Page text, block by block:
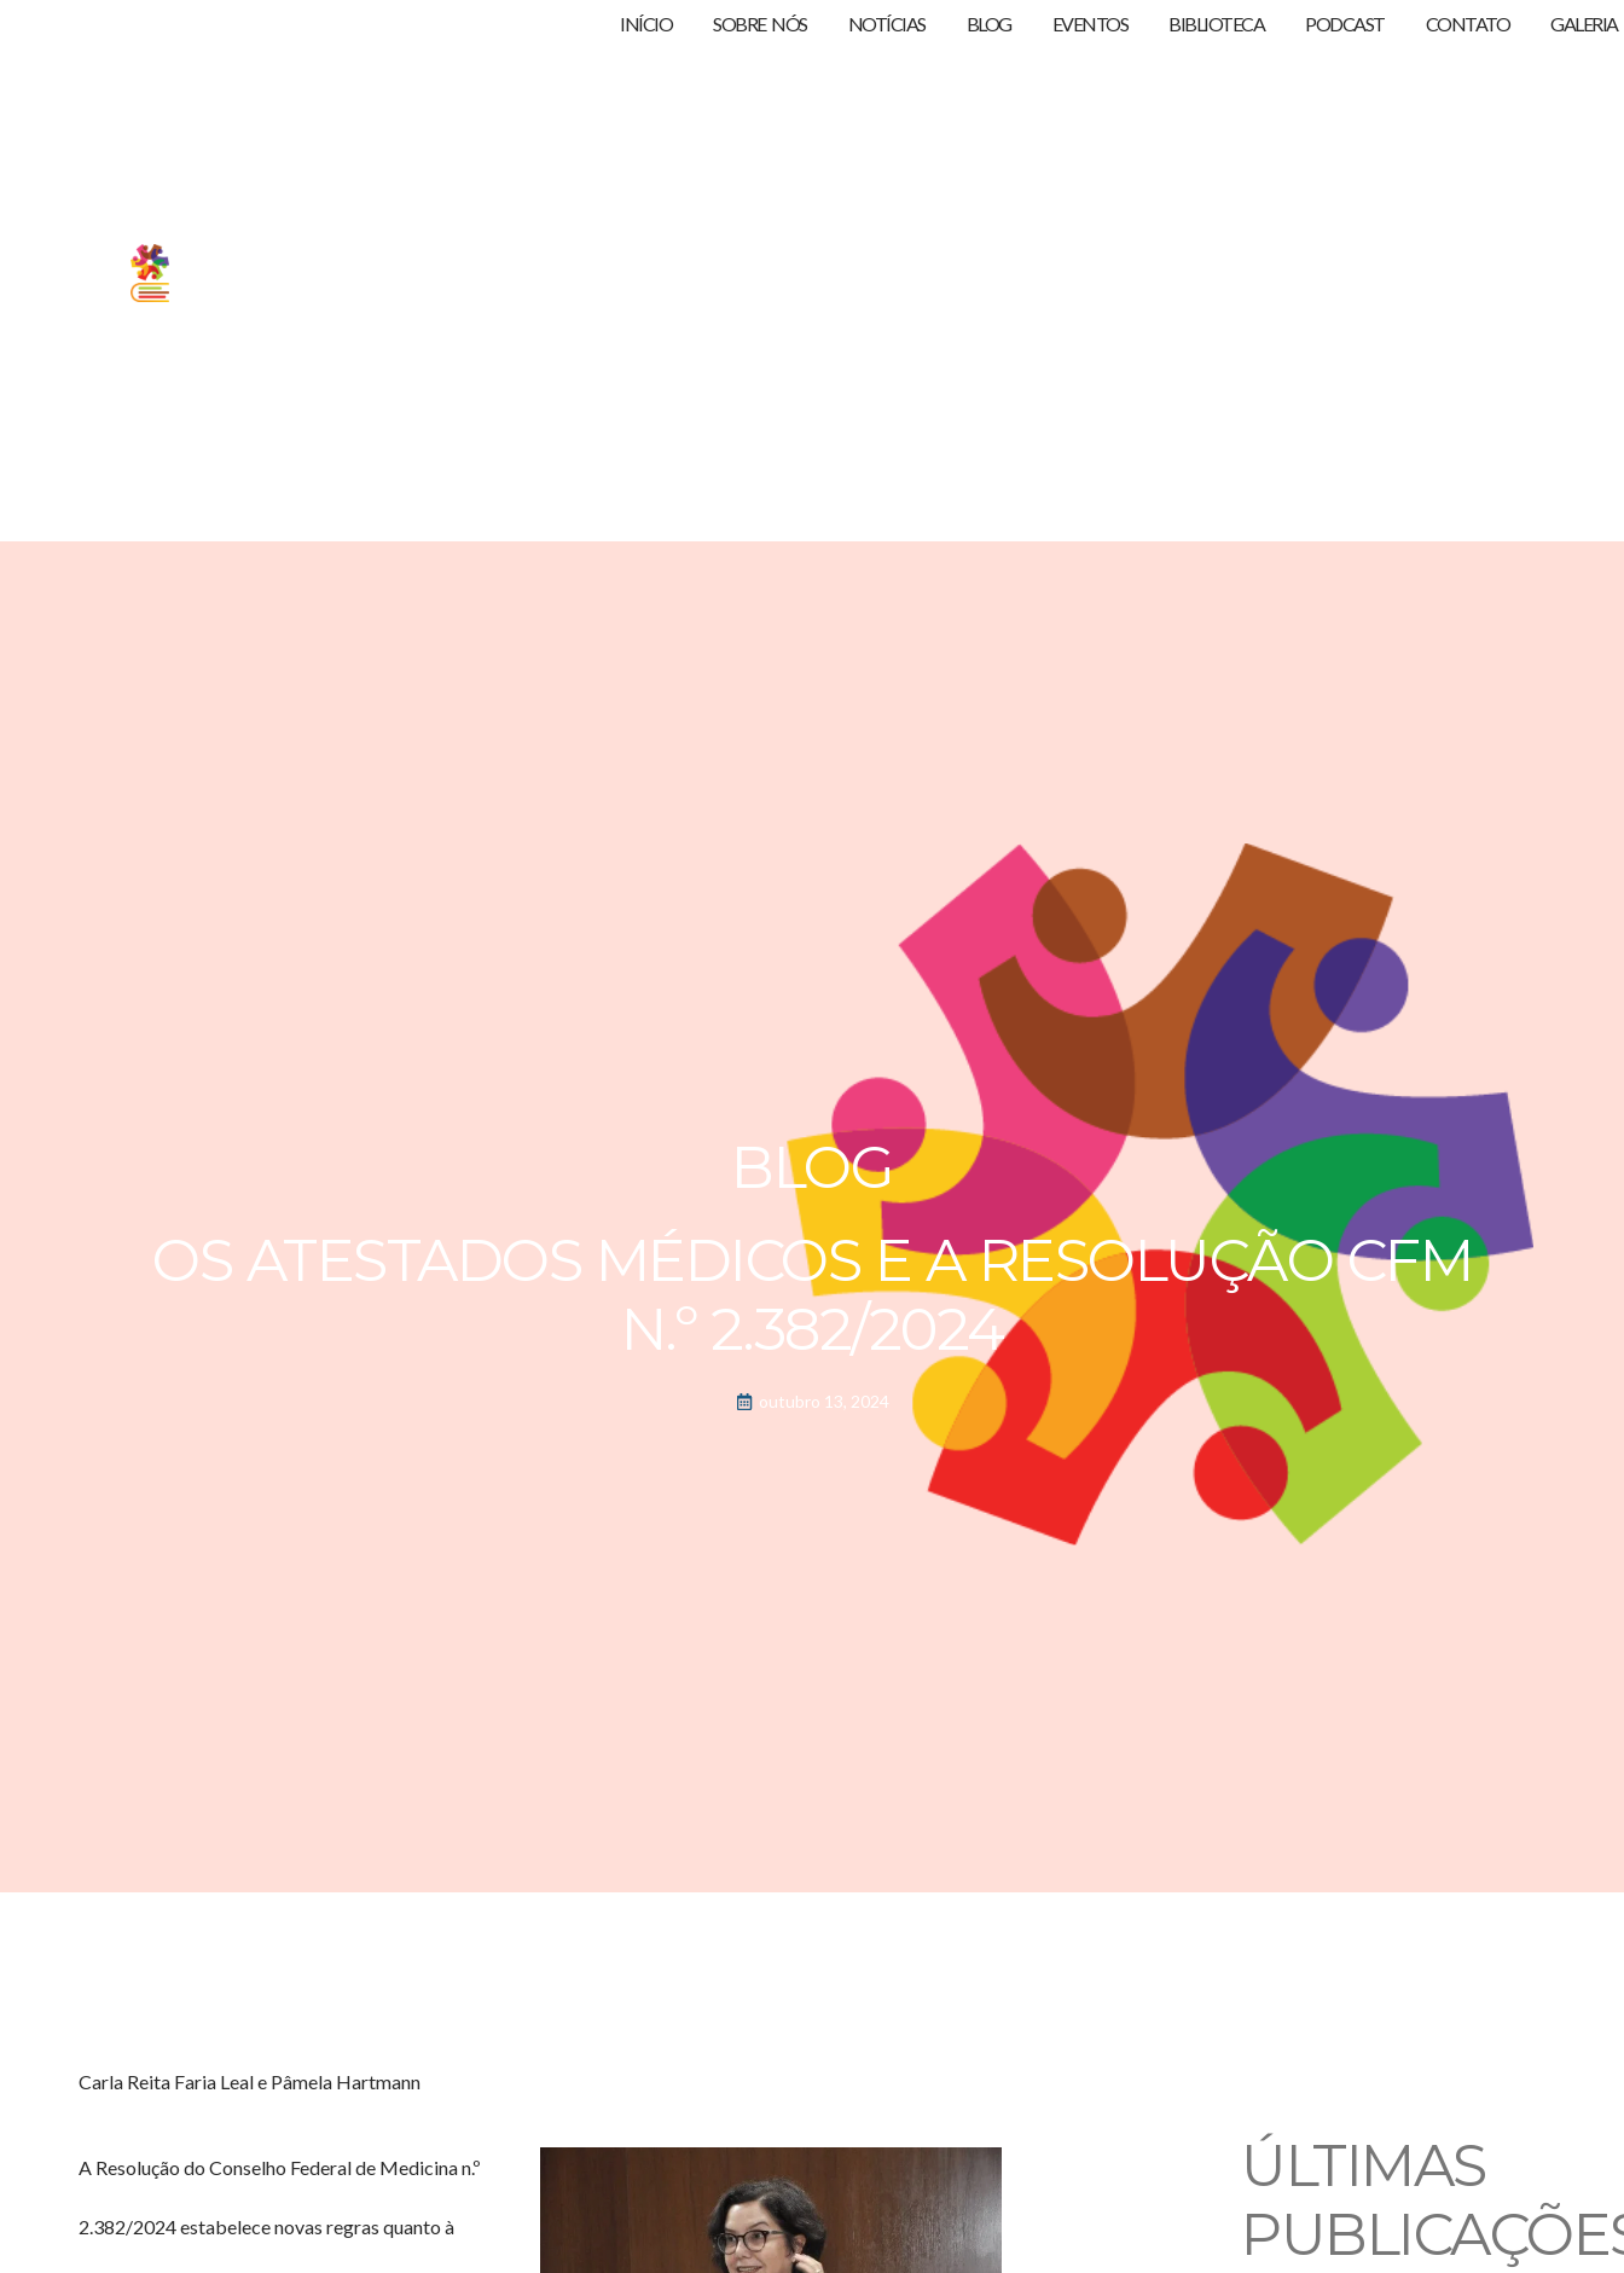
INÍCIO SOBRE NÓS NOTÍCIAS BLOG EVENTOS BIBLIOTECA PODCAST CONTATO GALERIA
BLOG
OS ATESTADOS MÉDICOS E A RESOLUÇÃO CFM
N.º 2.382/2024
outubro 13, 2024
Carla Reita Faria Leal e Pâmela Hartmann
A Resolução do Conselho Federal de Medicina n.º
2.382/2024 estabelece novas regras quanto à
ÚLTIMAS